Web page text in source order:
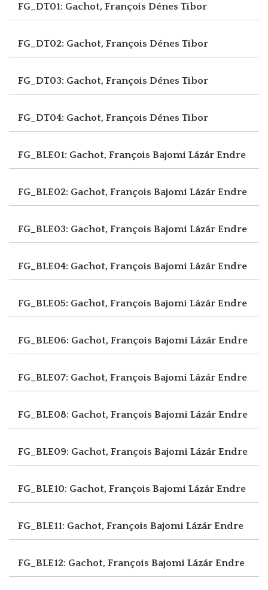
FG_DT01: Gachot, François Dénes Tibor
FG_DT02: Gachot, François Dénes Tibor
FG_DT03: Gachot, François Dénes Tibor
FG_DT04: Gachot, François Dénes Tibor
FG_BLE01: Gachot, François Bajomi Lázár Endre
FG_BLE02: Gachot, François Bajomi Lázár Endre
FG_BLE03: Gachot, François Bajomi Lázár Endre
FG_BLE04: Gachot, François Bajomi Lázár Endre
FG_BLE05: Gachot, François Bajomi Lázár Endre
FG_BLE06: Gachot, François Bajomi Lázár Endre
FG_BLE07: Gachot, François Bajomi Lázár Endre
FG_BLE08: Gachot, François Bajomi Lázár Endre
FG_BLE09: Gachot, François Bajomi Lázár Endre
FG_BLE10: Gachot, François Bajomi Lázár Endre
FG_BLE11: Gachot, François Bajomi Lázár Endre
FG_BLE12: Gachot, François Bajomi Lázár Endre